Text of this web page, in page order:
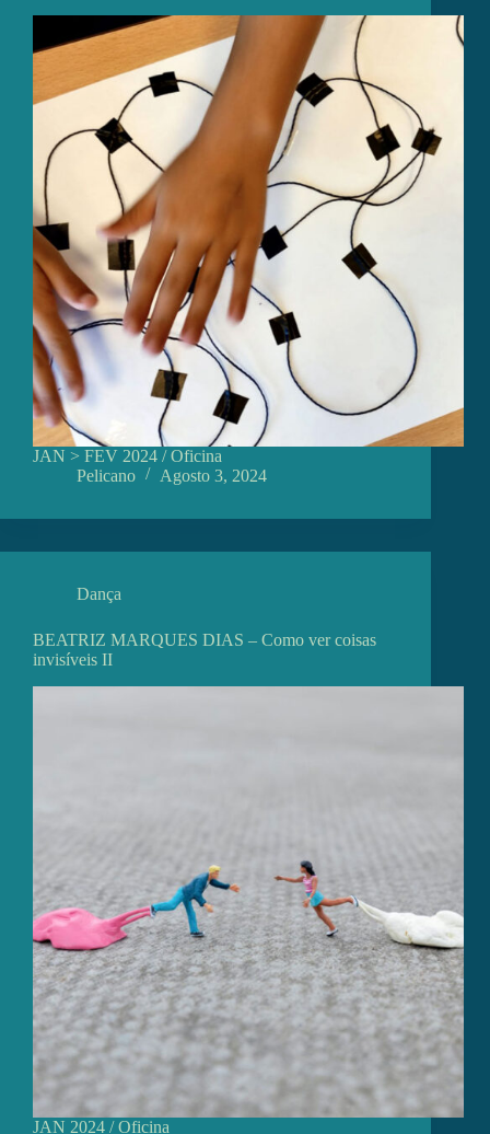
JAN > FEV 2024 / Oficina
Pelicano
Agosto 3, 2024
Dança
BEATRIZ MARQUES DIAS – Como ver coisas
invisíveis II
JAN 2024 / Oficina